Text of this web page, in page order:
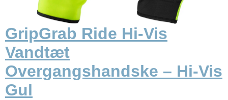
GripGrab Ride Hi-Vis
Vandtæt
Overgangshandske – Hi-Vis
Gul